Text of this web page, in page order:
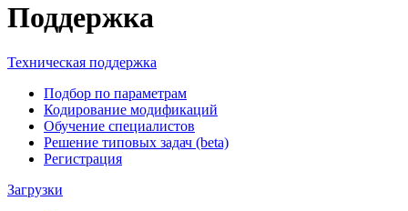
Поддержка
Техническая поддержка
Подбор по параметрам
Кодирование модификаций
Обучение специалистов
Решение типовых задач (beta)
Регистрация
Загрузки